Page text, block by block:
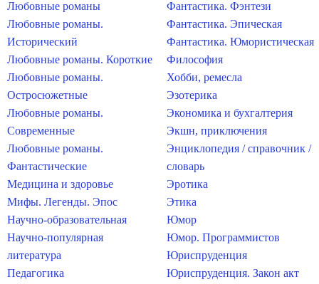
Любовные романы
Любовные романы.
Исторический
Любовные романы. Короткие
Любовные романы.
Остросюжетные
Любовные романы.
Современные
Любовные романы.
Фантастические
Медицина и здоровье
Мифы. Легенды. Эпос
Научно-образовательная
Научно-популярная
литература
Педагогика
Фантастика. Фэнтези
Фантастика. Эпическая
Фантастика. Юмористическая
Философия
Хобби, ремесла
Эзотерика
Экономика и бухгалтерия
Экшн, приключения
Энциклопедия / справочник /
словарь
Эротика
Этика
Юмор
Юмор. Программистов
Юриспруденция
Юриспруденция. Закон акт